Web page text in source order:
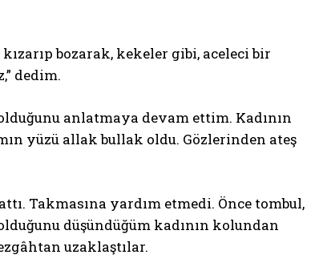
bozarak, kekeler gibi, aceleci bir
dedim.
anlatmaya devam ettim. Kadının
yüzü allak bullak oldu. Gözlerinden ateş
Takmasına yardım etmedi. Önce tombul,
düşündüğüm kadının kolundan
uzaklaştılar.